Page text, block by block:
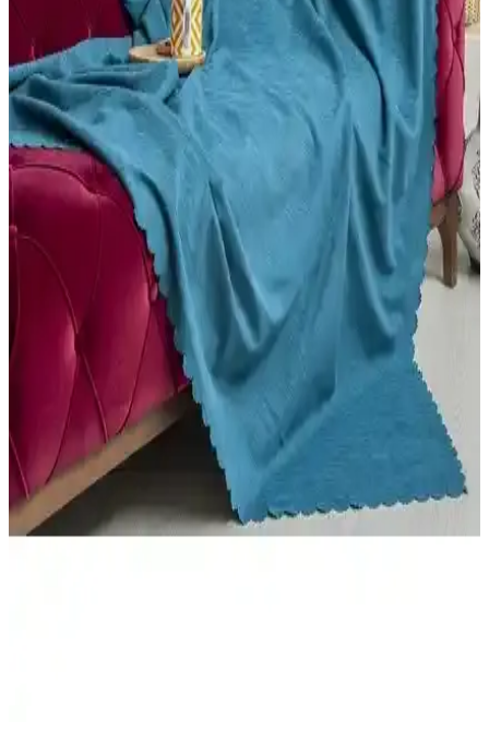
Canlı sarı renk ve desenli tasarımıyla dikkat çeken bu pamuklu
nevresim seti, konfor ve estetiği bir arada sunar. Mikrofiber
kumaşıyla uzun ömürlü ve pratik bakım sağlar, yatak odanızı
canlandırır.
English Home Soft Pamuklu ve Soley Minerva
Bornoz Karşılaştırması: Hangi Model Sizin İçin
Uygun
English Home ve Soley bornozlarının özelliklerini detaylı
karşılaştırıyoruz. Hafif mikrofiber ve yüksek kaliteli pamuklu
seçenekler arasındaki farkları öğrenerek en doğru tercihi yapın.
Pierre Cardin 2'li Mikro fiber Yorgan: Yüksek
Kalite ve Konfor Sunan Tek Kişilik Uyku Yardımı
Pierre Cardin 2'li mikro fiber yorgan, antibakteriyel ve antialerjik
özellikleriyle sağlıklı uyku sağlar, hafifliği ve kolay bakımıyla
günlük yaşamı kolaylaştırır.
English Home Triad Nevresim Seti: Modern Tasarım
ve Dayanıklılık Sunan Tek Kişilik Yatak Takımı
Güçlü malzeme ve şık tasarımıyla öne çıkan bu tek kişilik nevresim
seti, kolay bakım ve uzun ömür sağlar. Modern renk seçenekleriyle